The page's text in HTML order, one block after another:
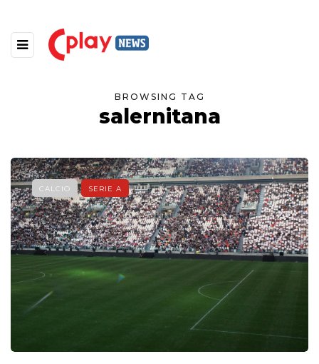
BROWSING TAG
salernitana
CALCIO SERIE A